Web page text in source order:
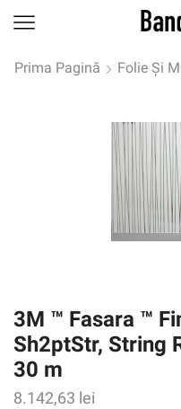
Prima Pagină Folie Și
3M ™ Fasara ™
Sh2ptStr, String
30 m
8.142,63 lei